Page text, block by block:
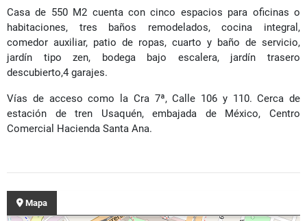
Casa de 550 M2 cuenta con cinco espacios para oficinas o
habitaciones, tres baños remodelados, cocina integral,
comedor auxiliar, patio de ropas, cuarto y baño de servicio,
jardín tipo zen, bodega bajo escalera, jardín trasero
descubierto,4 garajes.
Vías de acceso como la Cra 7ª, Calle 106 y 110. Cerca de
estación de tren Usaquén, embajada de México, Centro
Comercial Hacienda Santa Ana.
Mapa